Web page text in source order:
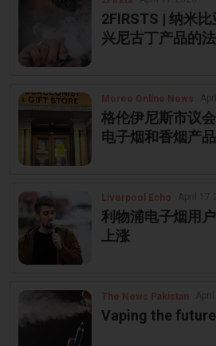
2FIRSTS | 纳米
兴尼古丁产品的
Moree Online News
格伦伊尼斯市议
电子烟和香烟产品
Liverpool Echo
利物浦电子烟用
上涨
The News Pakistan
Vaping the